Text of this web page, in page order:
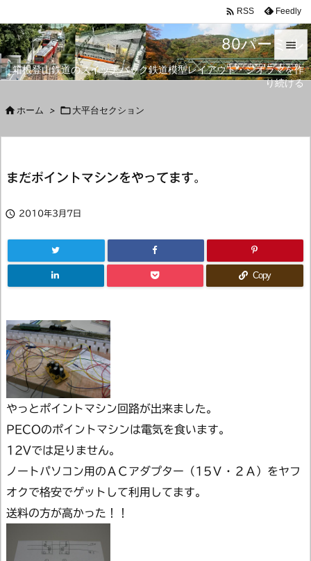
80パーミル
箱根登山鉄道のスイッチバック鉄道模型レイアウト・ジオラマを作
り続ける


メニュ
 RSS Feedly
 ホーム > 大平台セクション
まだポイントマシンをやってます。
 2010年3月7日
Copy
やっとポイントマシン回路が出来ました。
PECOのポイントマシンは電気を食います。
12Vでは足りません。
ノートパソコン用のＡＣアダプター（15Ｖ・２Ａ）をヤフ
オクで格安でゲットして利用してます。
送料の方が高かった！！